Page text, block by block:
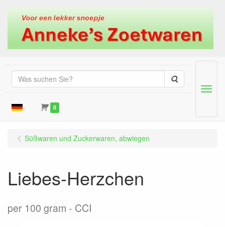
Suche
0
Menu
Süßwaren und Zuckerwaren, abwiegen
Liebes-Herzchen
per 100 gram CCI